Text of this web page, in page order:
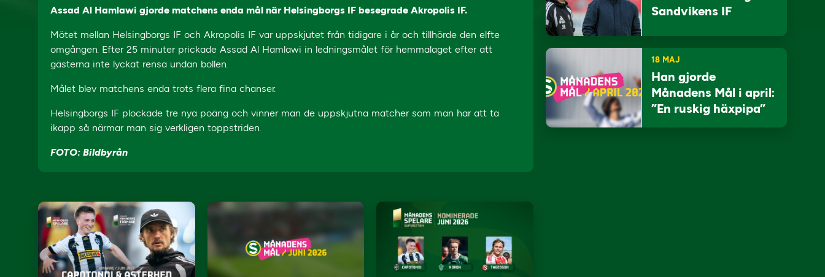
Assad Al Hamlawi gjorde matchens enda mål när Helsingborgs IF besegrade Akropolis IF.
Mötet mellan Helsingborgs IF och Akropolis IF var uppskjutet från tidigare i år och tillhörde den elfte
omgången. Efter 25 minuter prickade Assad Al Hamlawi in ledningsmålet för hemmalaget efter att
gästerna inte lyckat rensa undan bollen.
Målet blev matchens enda trots flera fina chanser.
Helsingborgs IF plockade tre nya poäng och vinner man de uppskjutna matcher som man har att ta
ikapp så närmar man sig verkligen toppstriden.
FOTO: Bildbyrån
Sandvikens IF
18 MAJ
Han gjorde
Månadens Mål i april:
”En ruskig häxpipa”